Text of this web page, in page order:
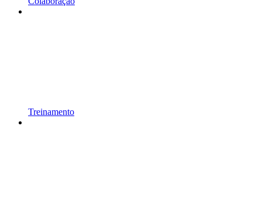
Treinamento